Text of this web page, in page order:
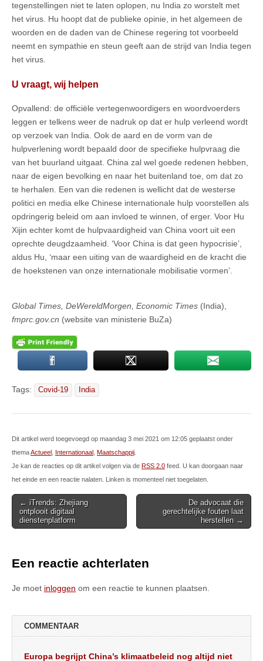
tegenstellingen niet te laten oplopen, nu India zo worstelt met
het virus. Hu hoopt dat de publieke opinie, in het algemeen de
woorden en de daden van de Chinese regering tot voorbeeld
neemt en sympathie en steun geeft aan de strijd van India tegen
het virus.
U vraagt, wij helpen
Opvallend: de officiële vertegenwoordigers en woordvoerders
leggen er telkens weer de nadruk op dat er hulp verleend wordt
op verzoek van India. Ook de aard en de vorm van de
hulpverlening wordt bepaald door de specifieke hulpvraag die
van het buurland uitgaat. China zal wel goede redenen hebben,
naar de eigen bevolking en naar het buitenland toe, om dat zo
te herhalen. Een van die redenen is wellicht dat de westerse
politici en media elke Chinese internationale hulp voorstellen als
opdringerig beleid om aan invloed te winnen, of erger. Voor Hu
Xijin echter komt de hulpvaardigheid van China voort uit een
oprechte deugdzaamheid. ‘Voor China is dat geen hypocrisie’,
aldus Hu, ‘maar een uiting van de waardigheid en de kracht die
de hoekstenen van onze internationale mobilisatie vormen’.
Global Times, DeWereldMorgen, Economic Times (India),
fmprc.gov.cn (website van ministerie BuZa)
Tags: Covid-19 India
Dit artikel werd toegevoegd op maandag 3 mei 2021 om 12:05 geplaatst onder
themaActueel Internationaal Maatschappij
Je kan de reacties op dit artikel volgen via de RSS 2.0 feed. U kan doorgaan naar
het einde en een reactie nalaten. Linken is momenteel niet toegelaten.
Post
navigation
← iTrends: Zhejiang
ontplooit digitaal
dienstenplatform
De advocaat die
gerechtelijke fouten laat
herstellen →
Een reactie achterlaten
Je moet inloggen om een reactie te kunnen plaatsen.
COMMENTAAR
Europa begrijpt China’s klimaatbeleid nog altijd niet